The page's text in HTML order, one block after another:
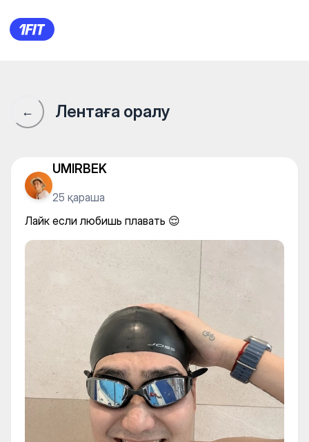
Лайк если любишь плавать
← Лентаға оралу
UMIRBEK
25 қараша
Лайк если любишь плавать 😌